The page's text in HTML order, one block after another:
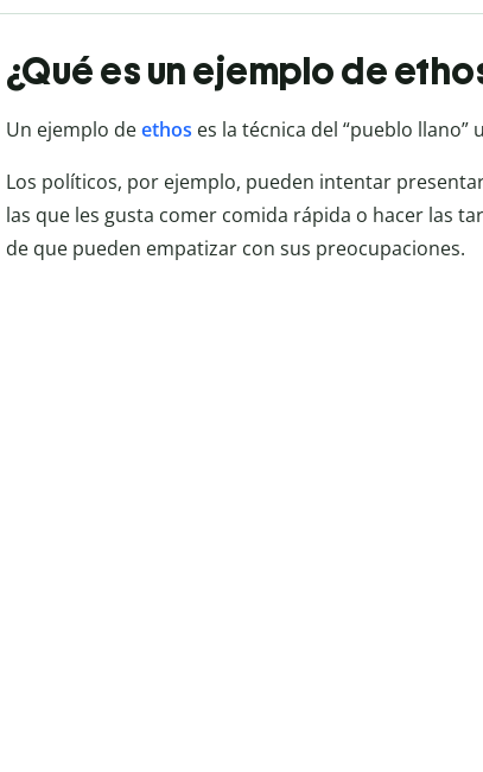
¿Qué es un ejemplo de
Un ejemplo deethos es la técnica del “pueblo
Los políticos, por ejemplo, pueden intentar
las que les gusta comer comida rápida o hacer las
de que pueden empatizar con sus preocupaciones.